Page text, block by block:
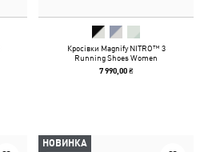
Кросівки Magnify NITRO™ 3
Running Shoes Women
7 990,00 ₴
НОВИНКА